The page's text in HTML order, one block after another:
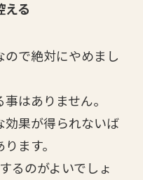
える
で絶対にやめまし
はありません。
果が得られないば
ます。
るのがよいでしょ